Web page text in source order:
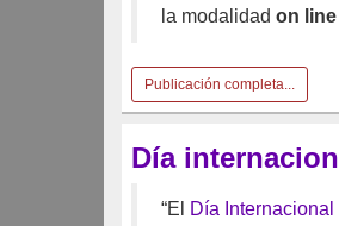
la modalidad on line
Publicación completa...
Día
“El Día